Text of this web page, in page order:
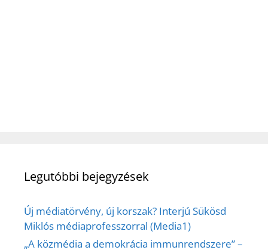
Legutóbbi bejegyzések
Új médiatörvény, új korszak? Interjú Sükösd
Miklós médiaprofesszorral (Media1)
„A közmédia a demokrácia immunrendszere” –